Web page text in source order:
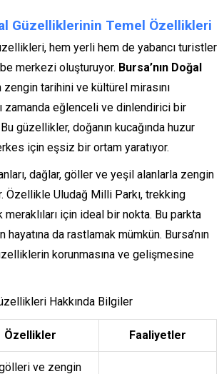
Güzelliklerinin Temel Özellikleri
hem yerli hem de yabancı turistler
merkezi oluşturuyor. Bursa’nın Doğal
tarihini ve kültürel mirasını
zamanda eğlenceli ve dinlendirici bir
güzellikler, doğanın kucağında huzur
için eşsiz bir ortam yaratıyor.
dağlar, göller ve yeşil alanlarla zengin
Özellikle Uludağ Milli Parkı, trekking
meraklıları için ideal bir nokta. Bu parkta
hayatına da rastlamak mümkün. Bursa’nın
korunmasına ve gelişmesine
Hakkında Bilgiler
Özellikler Faaliyetler
ve zengin